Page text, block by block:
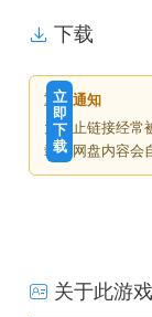
下载
下
载
价
格
免
费
立
即
下
载
重要通知
为防止链接经常
载，网盘内容会
关于此游戏